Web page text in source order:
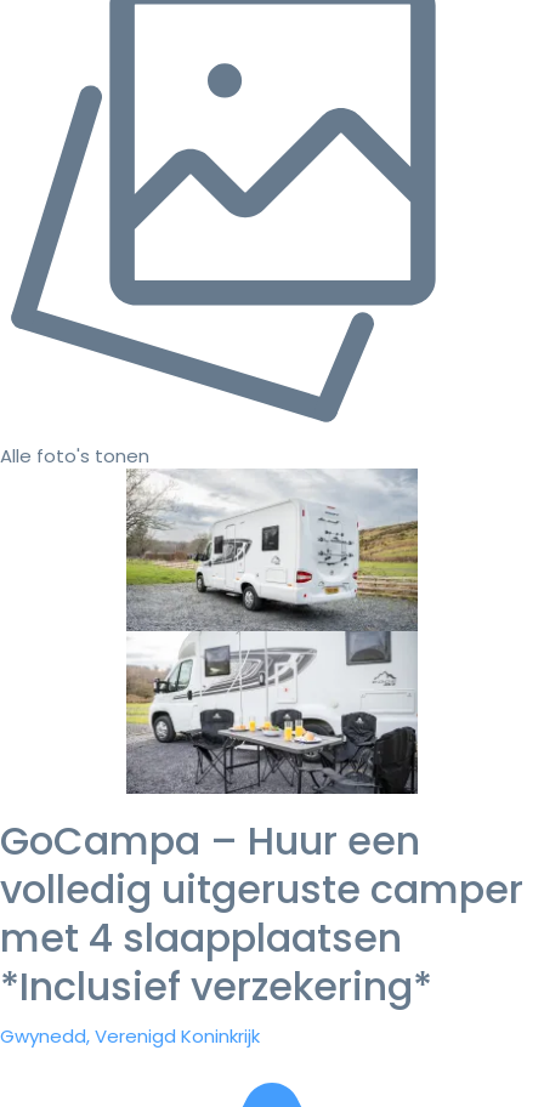
Alle foto's tonen
GoCampa – Huur een
volledig uitgeruste camper
met 4 slaapplaatsen
*Inclusief verzekering*
Gwynedd, Verenigd Koninkrijk